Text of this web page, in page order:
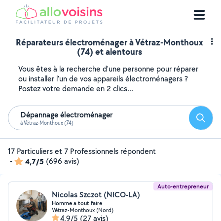
Réparateurs électroménager à Vétraz-Monthoux
(74) et alentours
Vous êtes à la recherche d'une personne pour réparer
ou installer l'un de vos appareils électroménagers ?
Postez votre demande en 2 clics...
Dépannage électroménager
à Vétraz-Monthoux (74)
17 Particuliers et 7 Professionnels répondent
-
4,7/5 (696 avis)
Auto-entrepreneur
Nicolas Szczot (NICO-LA)
Homme a tout faire
Vétraz-Monthoux (Nord)
4,9/5 (27 avis)